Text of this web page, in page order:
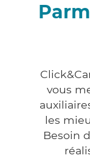
vous
les
Besoin